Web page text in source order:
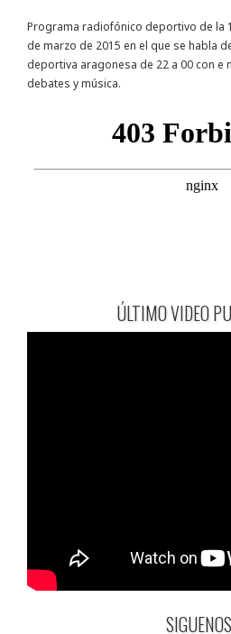
Programa radiofónico deportivo de la
de marzo de 2015 en el que se habla
deportiva aragonesa de 22 a 00 con e
debates y música.
ÚLTIMO VIDEO